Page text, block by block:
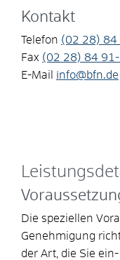
Kontakt
Telefon (02 28) 84
Fax (02 28) 84
E-Mail
info@bfn.de
Die speziellen
Genehmigung
der Art, die Sie